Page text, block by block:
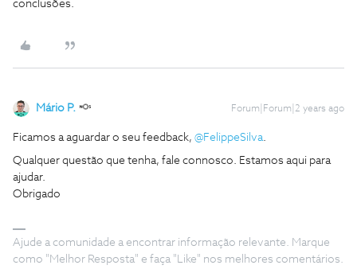
conclusões.
Mário P. Forum|Forum|2 years ago
Ficamos a aguardar o seu feedback, @FelippeSilva.
Qualquer questão que tenha, fale connosco. Estamos aqui para
ajudar.
Obrigado
Ajude a comunidade a encontrar informação relevante. Marque
como "Melhor Resposta" e faça "Like" nos melhores comentários.